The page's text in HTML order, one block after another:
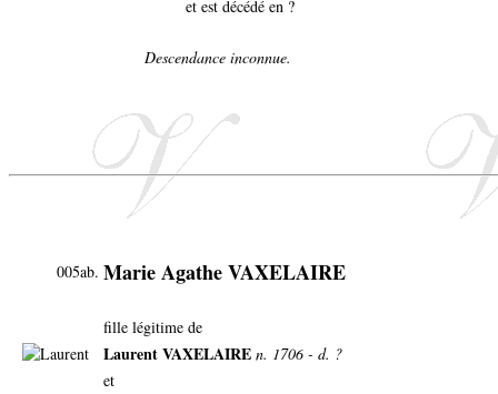
et est décédé en ?
Descendance inconnue.
005ab. Marie Agathe VAXELAIRE
fille légitime de
Laurent VAXELAIRE n. 1706 - d. ?
et